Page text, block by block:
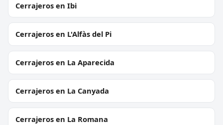
Cerrajeros en Ibi
Cerrajeros en L'Alfàs del Pi
Cerrajeros en La Aparecida
Cerrajeros en La Canyada
Cerrajeros en La Romana